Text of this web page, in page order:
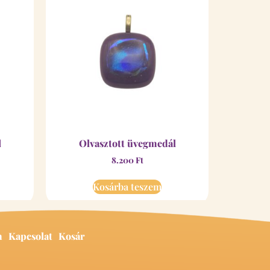
Olvasztott üvegmedál
8.200Ft
Kosárba teszem
Kapcsolat Kosár